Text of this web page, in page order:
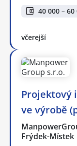
40 000 – 60
včerejší
Projektový
ve výrobě
Frýdek-Místek